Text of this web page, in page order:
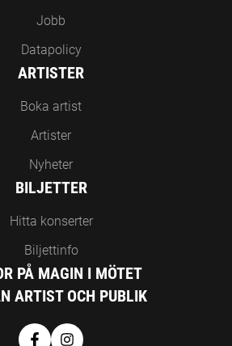
Jobb
Datapolicy
ARTISTER
Boka artist
Artister
Nyheter
BILJETTER
Hitta konserter
Biljettinfo
PÅ MAGIN I MÖTET
ARTIST OCH PUBLIK